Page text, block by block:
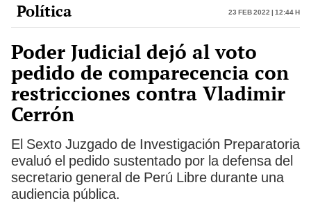
Política 23 Feb 2022 | 12:44 h
Poder Judicial dejó al voto
pedido de comparecencia con
restricciones contra Vladimir
Cerrón
El Sexto Juzgado de Investigación Preparatoria
evaluó el pedido sustentado por la defensa del
secretario general de Perú Libre durante una
audiencia pública.